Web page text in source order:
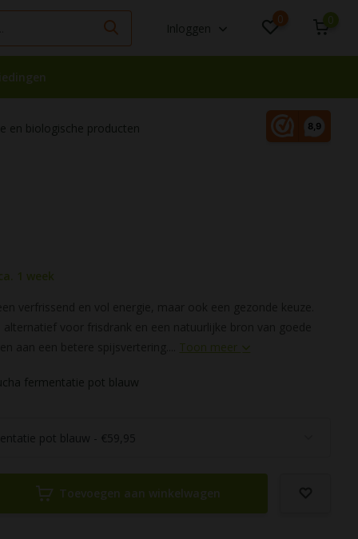
Inloggen
0 0
en biologische producten
1 week
Toon meer
fermentatie pot blauw
Toevoegen aan winkelwagen